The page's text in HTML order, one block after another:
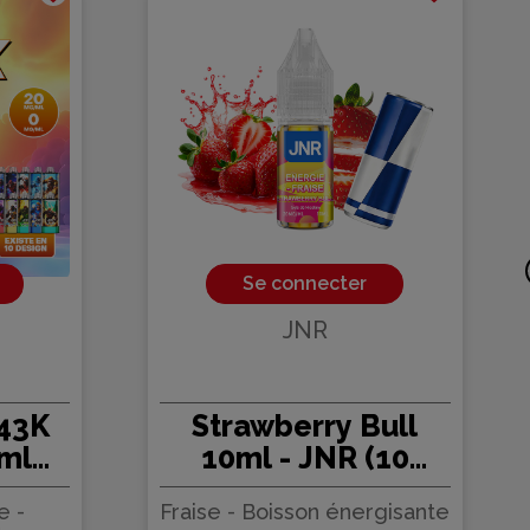
-
Se connecter
JNR
Strawberry Bull
10ml - JNR (10
pièces)
Fraise - Boisson énergisante